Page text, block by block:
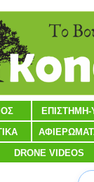
ΕΠΙΣΤΗΜΗ-
DRONE VIDEOS